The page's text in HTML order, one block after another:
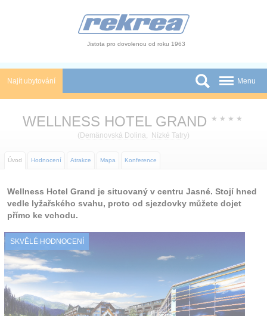
Jistota pro dovolenou od roku 1963
Najít ubytování
Autobusové zájezdy
Novinky
Atrakce
O nás
Kontakt
Menu
WELLNESS HOTEL GRAND ★ ★ ★ ★
( Demänovská Dolina, Nízké Tatry)
Úvod Hodnocení Atrakce Mapa Konference
Wellness Hotel Grand je situovaný v centru Jasné. Stojí hned
vedle lyžařského svahu, proto od sjezdovky můžete dojet
přímo ke vchodu.
SKVĚLÉ HODNOCENÍ